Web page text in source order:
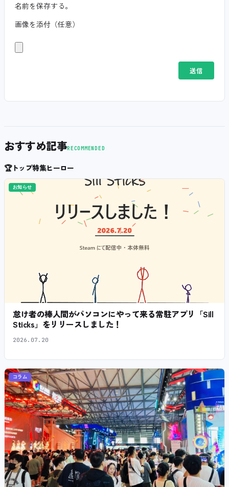
名前を保存する。
画像を添付（任意）
おすすめ記事RECOMMENDED
🏆トップ特集ヒーロー
お知らせ
怠け者の棒人間がパソコンにやって来る常駐アプリ「Sill
Sticks」をリリースしました！
2026.07.20
コラム